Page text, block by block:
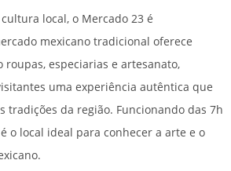
local, o Mercado 23 é
mexicano tradicional oferece
especiarias e artesanato,
uma experiência autêntica que
tradições da região. Funcionando das 7h
o local ideal para conhecer a arte e o